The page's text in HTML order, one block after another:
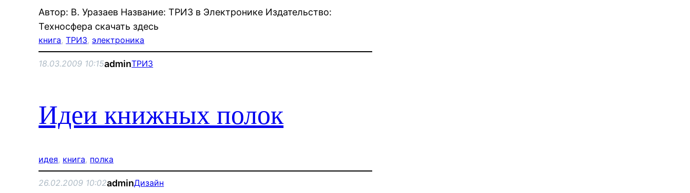
Автор: В. Уразаев Название: ТРИЗ в Электронике Издательство:
Техносфера скачать здесь
книга, ТРИЗ, электроника
18.03.2009 10:15adminТРИЗ
Идеи книжных полок
идея, книга, полка
26.02.2009 10:02adminДизайн